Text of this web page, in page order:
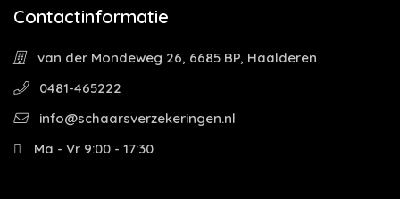
Contactinformatie
van der Mondeweg 26, 6685 BP, Haalderen
0481-465222
info@schaarsverzekeringen.nl
Ma - Vr 9:00 - 17:30